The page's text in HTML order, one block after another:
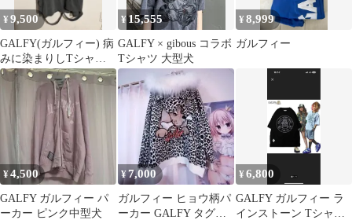
¥9,500
GALFY(ガルフィー) 病
みに染まりしTシャツ
BLACK
¥15,555
GALFY × gibous コラボ
Tシャツ 大型犬
¥8,999
ガルフィー
¥4,500
GALFY ガルフィー パ
ーカー ピンク中型犬
¥7,000
ガルフィー ヒョウ柄パ
ーカー GALFY タグ付
¥6,800
GALFY ガルフィー ラ
インストーン Tシャツ